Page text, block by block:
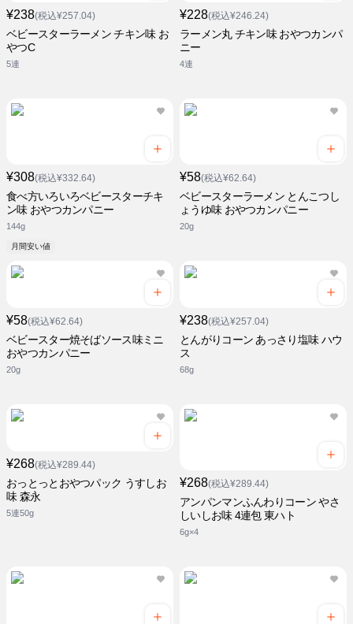
¥238(税込¥257.04)
ベビースターラーメン チキン味 お
やつC
5連
¥228(税込¥246.24)
ラーメン丸 チキン味 おやつカンパ
ニー
4連
¥308(税込¥332.64)
食べ方いろいろベビースターチキ
ン味 おやつカンパニー
144g
月間安い値
¥58(税込¥62.64)
ベビースターラーメン とんこつし
ょうゆ味 おやつカンパニー
20g
¥58(税込¥62.64)
ベビースター焼そばソース味ミニ
おやつカンパニー
20g
¥238(税込¥257.04)
とんがりコーン あっさり塩味 ハウ
ス
68g
¥268(税込¥289.44)
おっとっとおやつパック うすしお
味 森永
5連50g
¥268(税込¥289.44)
アンパンマンふんわりコーン やさ
しいしお味 4連包 東ハト
6g×4